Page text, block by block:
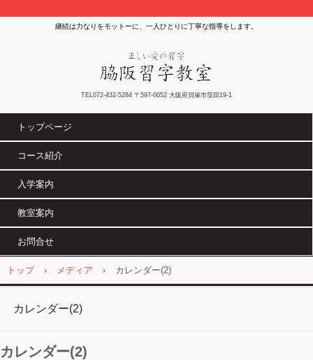
継続は力なりをモットーに、一人ひとりに丁寧な指導をします。
TEL072-432-5284 〒597-0052 大阪府貝塚市窪田19-1
トップページ
コース紹介
入学案内
教室案内
お問合せ
トップ › メディア › カレンダー(2)
カレンダー(2)
カレンダー(2)